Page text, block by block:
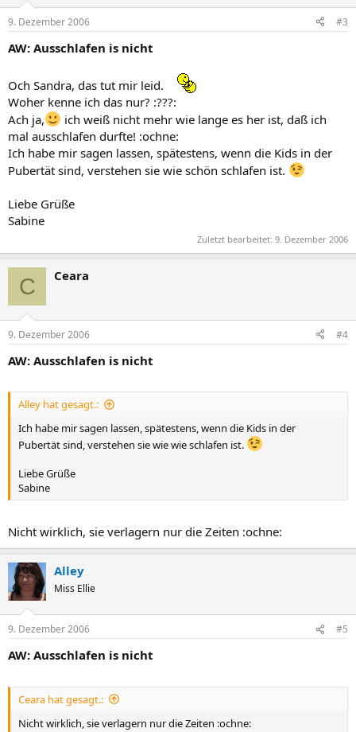
Bett:ochne:
9. Dezember 2006 #3
AW: Ausschlafen is nicht
Och Sandra, das tut mir leid.
Woher kenne ich das nur? :???:
Ach ja,
ich weiß nicht mehr wie lange es her ist, daß ich
mal ausschlafen durfte! :ochne:
Ich habe mir sagen lassen, spätestens, wenn die Kids in der
Pubertät sind, verstehen sie wie schön schlafen ist.
Liebe Grüße
Sabine
Zuletzt bearbeitet: 9. Dezember 2006
C Ceara
9. Dezember 2006 #4
AW: Ausschlafen is nicht
Alley hat gesagt.:
Ich habe mir sagen lassen, spätestens, wenn die Kids in der
Pubertät sind, verstehen sie wie wie schlafen ist.
Liebe Grüße
Sabine
Nicht wirklich, sie verlagern nur die Zeiten :ochne:
Alley
Miss Ellie
9. Dezember 2006 #5
AW: Ausschlafen is nicht
Ceara hat gesagt.:
Nicht wirklich, sie verlagern nur die Zeiten :ochne: